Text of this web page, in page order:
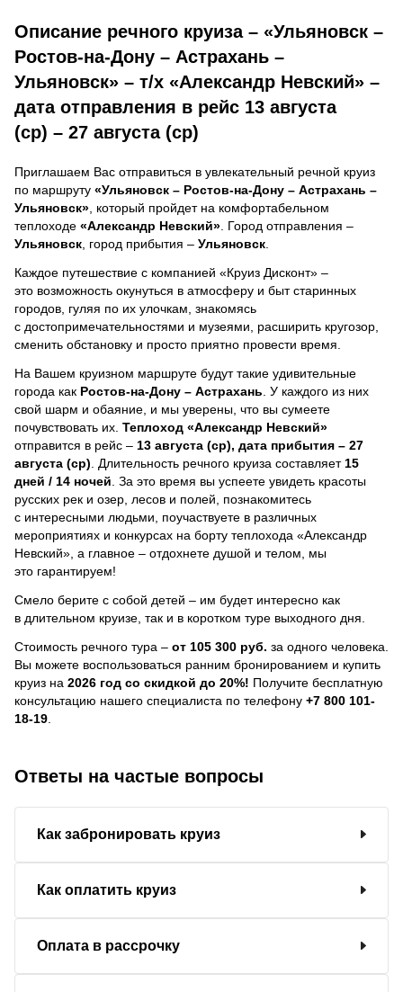
Описание речного круиза – «Ульяновск –
Ростов-на-Дону – Астрахань –
Ульяновск» – т/х «Александр Невский» –
дата отправления в рейс 13 августа
(ср) – 27 августа (ср)
Приглашаем Вас отправиться в увлекательный речной круиз
по маршруту «Ульяновск – Ростов-на-Дону – Астрахань –
Ульяновск» , который пройдет на комфортабельном
теплоходе «Александр Невский» . Город отправления –
Ульяновск , город прибытия – Ульяновск
Каждое путешествие с компанией «Круиз Дисконт» –
это возможность окунуться в атмосферу и быт старинных
городов, гуляя по их улочкам, знакомясь
с достопримечательностями и музеями, расширить кругозор,
сменить обстановку и просто приятно провести время.
На Вашем круизном маршруте будут такие удивительные
города как Ростов-на-Дону – Астрахань . У каждого из них
свой шарм и обаяние, и мы уверены, что вы сумеете
почувствовать их. Теплоход «Александр Невский»
отправится в рейс – 13 августа (ср), дата прибытия – 27
августа (ср) . Длительность речного круиза составляет 15
дней / 14 ночей За это время вы успеете увидеть красоты
русских рек и озер, лесов и полей, познакомитесь
с интересными людьми, поучаствуете в различных
мероприятиях и конкурсах на борту теплохода «Александр
Невский», а главное – отдохнете душой и телом, мы
это гарантируем!
Смело берите с собой детей – им будет интересно как
в длительном круизе, так и в коротком туре выходного дня.
Стоимость речного тура – от 105 300 руб. за одного человека.
Вы можете воспользоваться ранним бронированием и купить
круиз на 2026 год со скидкой до 20%! Получите бесплатную
консультацию нашего специалиста по телефону +7 800 101-
18-19
Ответы на частые вопросы
Как забронировать круиз
Как оплатить круиз
Оплата в рассрочку